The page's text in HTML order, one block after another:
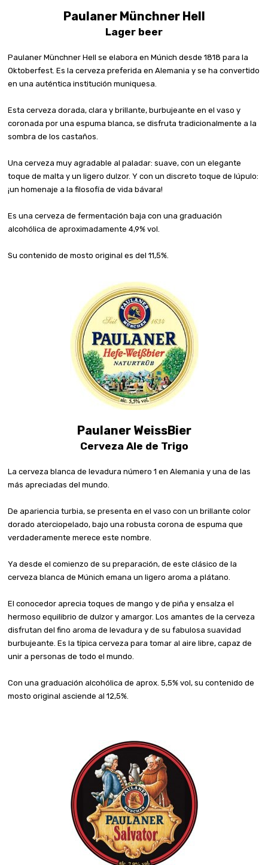
Paulaner Münchner Hell
Lager beer
Paulaner Münchner Hell se elabora en Múnich desde 1818 para la
Oktoberfest. Es la cerveza preferida en Alemania y se ha convertido
en una auténtica institución muniquesa.
Esta cerveza dorada, clara y brillante, burbujeante en el vaso y
coronada por una espuma blanca, se disfruta tradicionalmente a la
sombra de los castaños.
Una cerveza muy agradable al paladar: suave, con un elegante
toque de malta y un ligero dulzor. Y con un discreto toque de lúpulo:
¡un homenaje a la filosofía de vida bávara!
Es una cerveza de fermentación baja con una graduación
alcohólica de aproximadamente 4,9% vol.
Su contenido de mosto original es del 11,5%.
Paulaner WeissBier
Cerveza Ale de Trigo
La cerveza blanca de levadura número 1 en Alemania y una de las
más apreciadas del mundo.
De apariencia turbia, se presenta en el vaso con un brillante color
dorado aterciopelado, bajo una robusta corona de espuma que
verdaderamente merece este nombre.
Ya desde el comienzo de su preparación, de este clásico de la
cerveza blanca de Múnich emana un ligero aroma a plátano.
El conocedor aprecia toques de mango y de piña y ensalza el
hermoso equilibrio de dulzor y amargor. Los amantes de la cerveza
disfrutan del fino aroma de levadura y de su fabulosa suavidad
burbujeante. Es la típica cerveza para tomar al aire libre, capaz de
unir a personas de todo el mundo.
Con una graduación alcohólica de aprox. 5,5% vol, su contenido de
mosto original asciende al 12,5%.